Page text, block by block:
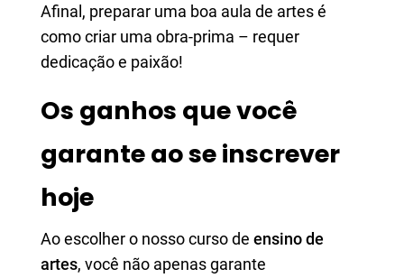
Afinal, preparar uma boa aula de artes é
como criar uma obra-prima – requer
dedicação e paixão!
Os ganhos que você
garante ao se inscrever
hoje
Ao escolher o nosso curso de ensino de
artes, você não apenas garante